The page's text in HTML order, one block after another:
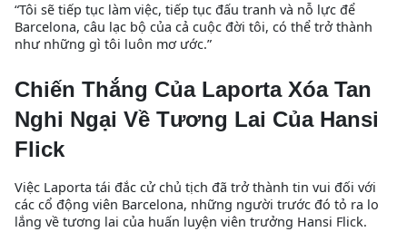
“Tôi sẽ tiếp tục làm việc, tiếp tục đấu tranh và nỗ lực để
Barcelona, câu lạc bộ của cả cuộc đời tôi, có thể trở thành
như những gì tôi luôn mơ ước.”
Chiến Thắng Của Laporta Xóa Tan
Nghi Ngại Về Tương Lai Của Hansi
Flick
Việc Laporta tái đắc cử chủ tịch đã trở thành tin vui đối với
các cổ động viên Barcelona, những người trước đó tỏ ra lo
lắng về tương lai của huấn luyện viên trưởng Hansi Flick.